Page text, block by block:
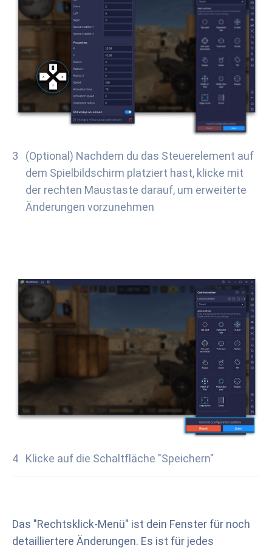
(Optional) Nachdem du das Steuerelement auf
dem Spielbildschirm platziert hast, klicke mit
der rechten Maustaste darauf, um erweiterte
Änderungen vorzunehmen
Klicke auf die Schaltfläche "Speichern"
Das "Rechtsklick-Menü" ist dein Fenster für noch
detailliertere Änderungen. Es ist für jedes